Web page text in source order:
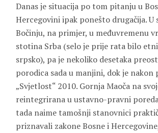
Danas je situacija po tom pitanju u
Hercegovini ipak ponešto drugačija. U
Bočinju, na primjer, u međuvremenu
stotina Srba (selo je prije rata bilo
srpsko), pa je nekoliko desetaka
porodica sada u manjini, dok je nakon
„Svjetlost“ 2010. Gornja Maoča na
reintegrirana u ustavno-pravni
tada naime tamošnji stanovnici
priznavali zakone Bosne i